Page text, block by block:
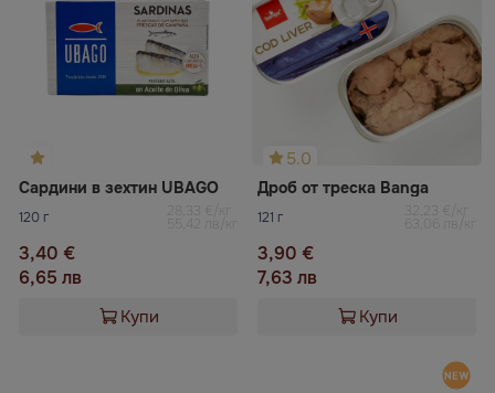
Сардини в зехтин UBAGO
120 г 28,33 €/кг
55,42 лв/кг
3,40 €
6,65 лв
Купи
5.0
Дроб от треска Banga
121 г 32,23 €/кг
63,06 лв/кг
3,90 €
7,63 лв
Купи